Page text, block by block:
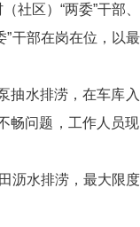
社区）“两委”干部
干部在岗在位，以
抽水排涝，在车库
畅问题，工作人员
沥水排涝，最大限